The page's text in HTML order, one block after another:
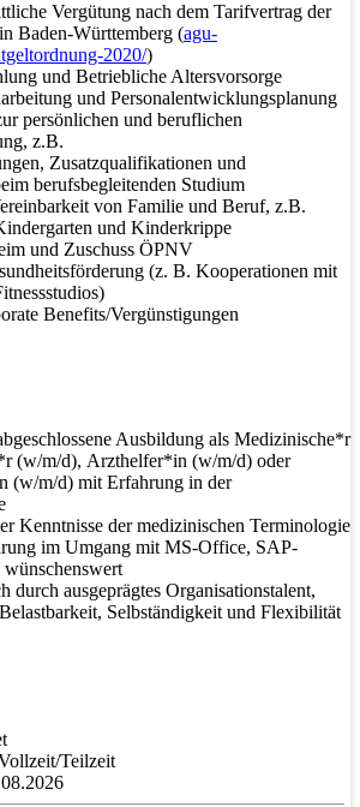
Vergütung nach dem Tarifvertrag der
Baden-Württemberg (agu-
2020/)
und Betriebliche Altersvorsorge
und Personalentwicklungsplanung
persönlichen und beruflichen
z.B.
Zusatzqualifikationen und
berufsbegleitenden Studium
von Familie und Beruf, z.B.
und Kinderkrippe
und Zuschuss ÖPNV
(z. B. Kooperationen mit
Benefits/Vergünstigungen
Ausbildung als Medizinische*r
(w/m/d), Arzthelfer*in (w/m/d) oder
(w/m/d) mit Erfahrung in der
Kenntnisse der medizinischen Terminologie
im Umgang mit MS-Office, SAP-
durch ausgeprägtes Organisationstalent,
Selbständigkeit und Flexibilität
Teilzeit